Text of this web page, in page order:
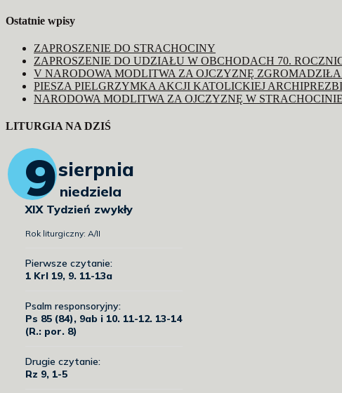
Ostatnie wpisy
ZAPROSZENIE DO STRACHOCINY
ZAPROSZENIE DO UDZIAŁU W OBCHODACH 70.
V NARODOWA MODLITWA ZA OJCZYZNĘ
PIESZA PIELGRZYMKA AKCJI KATOLICKIEJ
NARODOWA MODLITWA ZA OJCZYZNĘ W STRACHOCINIE
LITURGIA NA DZIŚ